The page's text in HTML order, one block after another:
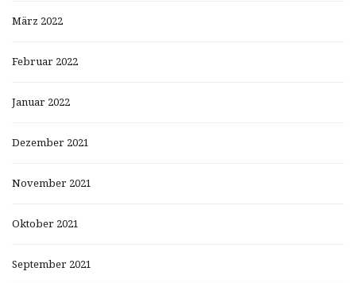
März 2022
Februar 2022
Januar 2022
Dezember 2021
November 2021
Oktober 2021
September 2021